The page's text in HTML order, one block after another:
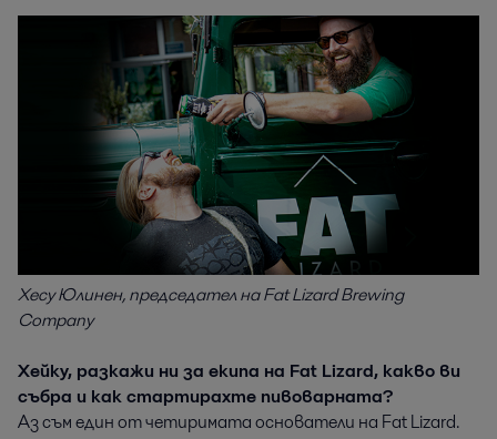
Хесу Юлинен, председател на Fat Lizard Brewing
Company
Хейку, разкажи ни за екипа на Fat Lizard, какво ви
събра и как стартирахте пивоварната?
Аз съм един от четиримата основатели на Fat Lizard.